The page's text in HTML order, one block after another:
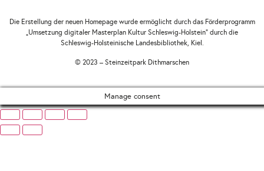
Die Erstellung der neuen Homepage wurde ermöglicht durch das Förderprogramm
„Umsetzung digitaler Masterplan Kultur Schleswig-Holstein“ durch die
Schleswig-Holsteinische Landesbibliothek, Kiel.
© 2023 – Steinzeitpark Dithmarschen
Manage consent